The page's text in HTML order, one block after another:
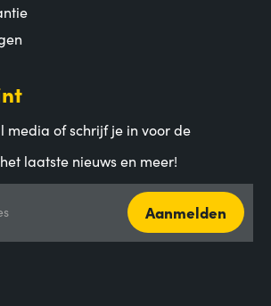
media of schrijf je in voor de
laatste nieuws en meer!
Aanmelden